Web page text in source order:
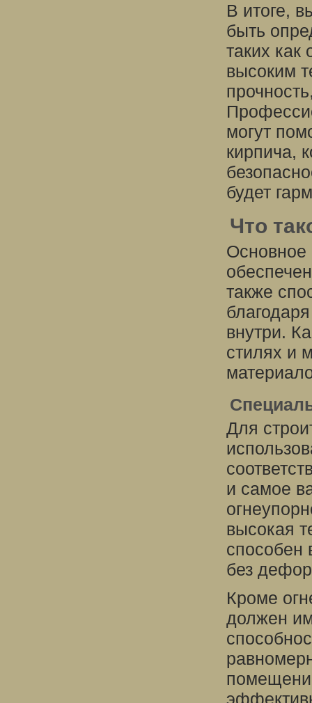
В итоге,
быть
таких как
высоким
могут
кирпича,
будет
Что
Основное
также
внутри.
стилях и
Для
и самое
высокая
способен
без
Кроме
должен